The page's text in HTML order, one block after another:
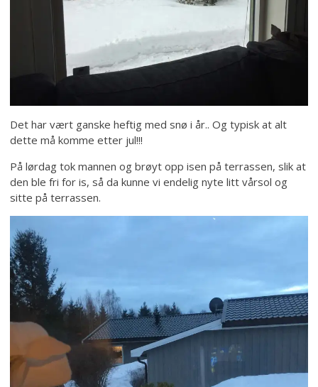
Det har vært ganske heftig med snø i år.. Og typisk at alt
dette må komme etter jul!!!
På lørdag tok mannen og brøyt opp isen på terrassen, slik at
den ble fri for is, så da kunne vi endelig nyte litt vårsol og
sitte på terrassen.